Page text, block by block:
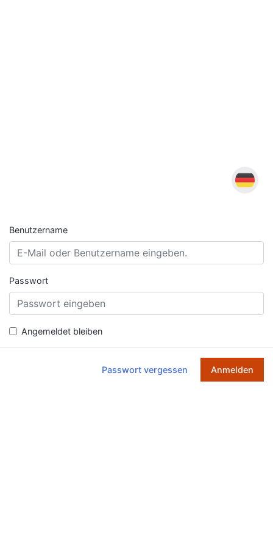
Benutzername
Passwort
Angemeldet bleiben
Passwort vergessen Anmelden